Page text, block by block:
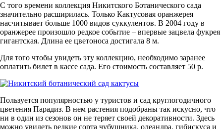
С того времени коллекция Никитского Ботанического сада
значительно расширилась. Только Кактусовая оранжерея
насчитывает больше 1000 видов суккулентов. В 2004 году в
оранжерее произошло редкое событие – впервые зацвела фукрея
гигантская. Длина ее цветоноса достигала 8 м.
Для того чтобы увидеть эту коллекцию, необходимо заранее
оплатить билет в кассе сада. Его стоимость составляет 50 р.
Пользуется популярностью у туристов и сад круглогодичного
цветения Парадиз. В нем растения подобраны так искусно, что
ни в один из сезонов он не теряет своей декоративности. Здесь
можно увидеть редкие сорта чубушника, олеандра, гибискуса и